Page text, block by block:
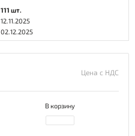
111 шт.
12.11.2025
02.12.2025
Цена с НДС
В корзину